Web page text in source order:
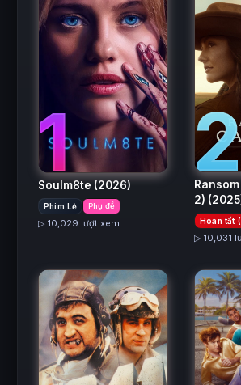
1
Soulm8te (2026)
Phim Lẻ Phụ đề
▷ 10,029 lượt xem
2
2)
Hoàn tất
▷ 10,031